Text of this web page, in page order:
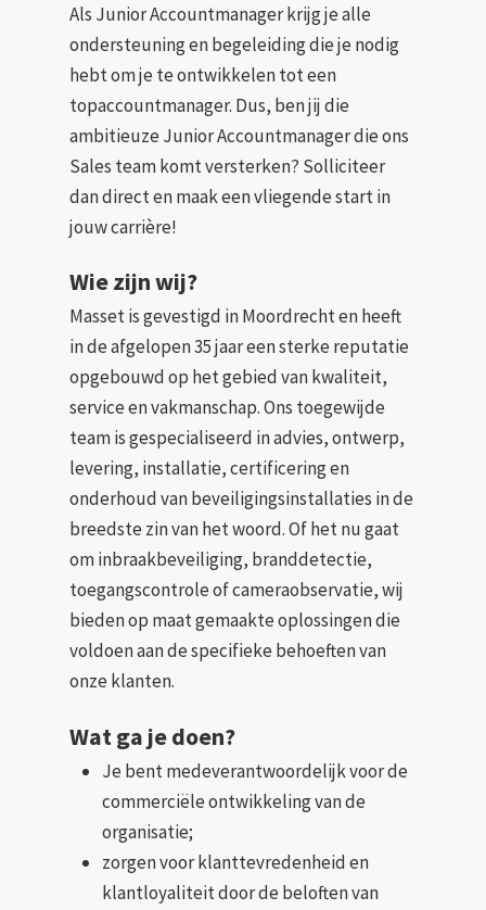
Als Junior Accountmanager krijg je alle
ondersteuning en begeleiding die je nodig
hebt om je te ontwikkelen tot een
topaccountmanager. Dus, ben jij die
ambitieuze Junior Accountmanager die ons
Sales team komt versterken? Solliciteer
dan direct en maak een vliegende start in
jouw carrière!
Wie zijn wij?
Masset is gevestigd in Moordrecht en heeft
in de afgelopen 35 jaar een sterke reputatie
opgebouwd op het gebied van kwaliteit,
service en vakmanschap. Ons toegewijde
team is gespecialiseerd in advies, ontwerp,
levering, installatie, certificering en
onderhoud van beveiligingsinstallaties in de
breedste zin van het woord. Of het nu gaat
om inbraakbeveiliging, branddetectie,
toegangscontrole of cameraobservatie, wij
bieden op maat gemaakte oplossingen die
voldoen aan de specifieke behoeften van
onze klanten.
Wat ga je doen?
Je bent medeverantwoordelijk voor de
commerciële ontwikkeling van de
organisatie;
zorgen voor klanttevredenheid en
klantloyaliteit door de beloften van